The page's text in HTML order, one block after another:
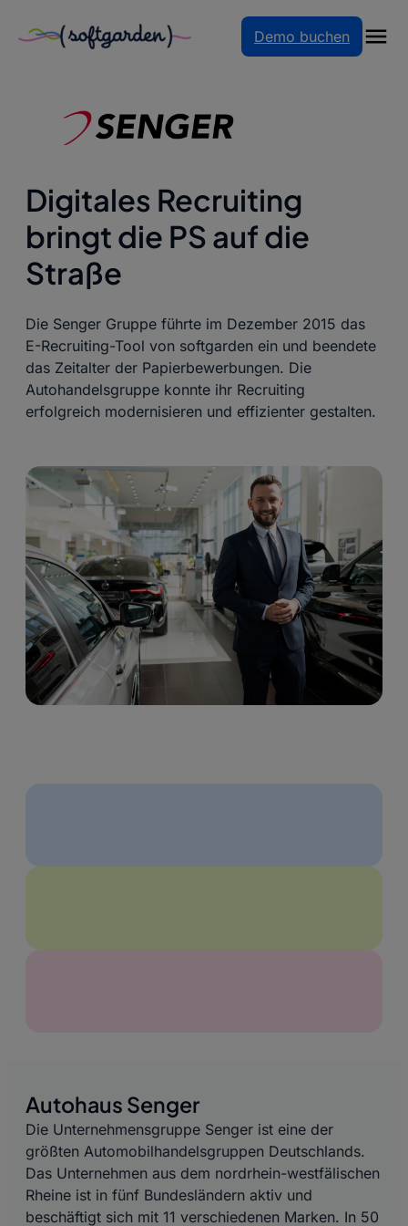
Demo buchen
Startseite–Referenzen–
Digitales Recruiting bringt
Digitales Recruiting
bringt die PS auf die
Straße
Die Senger Gruppe führte im Dezember 2015 das
E-Recruiting-Tool von softgarden ein und beendete
das Zeitalter der Papierbewerbungen. Die
Autohandelsgruppe konnte ihr Recruiting
erfolgreich modernisieren und effizienter gestalten.
Autohaus Senger
Die Unternehmensgruppe Senger ist eine der
größten Automobilhandelsgruppen Deutschlands.
Das Unternehmen aus dem nordrhein-westfälischen
Rheine ist in fünf Bundesländern aktiv und
beschäftigt sich mit 11 verschiedenen Marken. In 50